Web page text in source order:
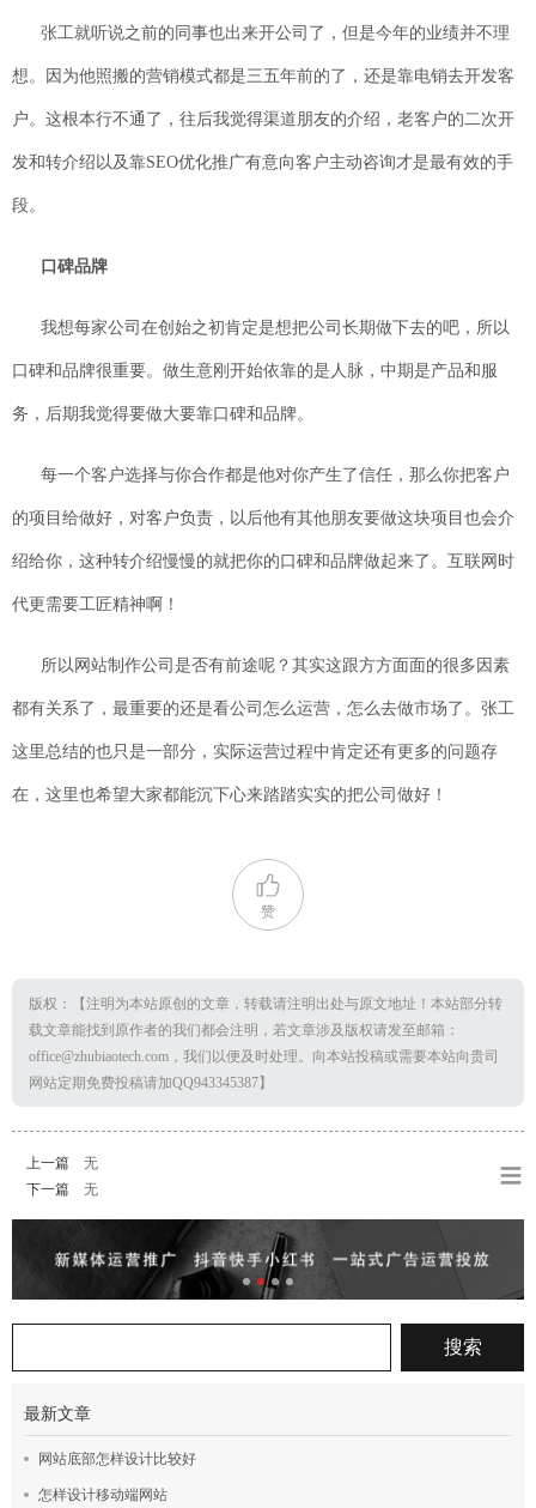
张工就听说之前的同事也出来开公司了，但是今年的业绩并不理
想。因为他照搬的营销模式都是三五年前的了，还是靠电销去开发客
户。这根本行不通了，往后我觉得渠道朋友的介绍，老客户的二次开
发和转介绍以及靠SEO优化推广有意向客户主动咨询才是最有效的手
段。
口碑品牌
我想每家公司在创始之初肯定是想把公司长期做下去的吧，所以
口碑和品牌很重要。做生意刚开始依靠的是人脉，中期是产品和服
务，后期我觉得要做大要靠口碑和品牌。
每一个客户选择与你合作都是他对你产生了信任，那么你把客户
的项目给做好，对客户负责，以后他有其他朋友要做这块项目也会介
绍给你，这种转介绍慢慢的就把你的口碑和品牌做起来了。互联网时
代更需要工匠精神啊！
所以网站制作公司是否有前途呢？其实这跟方方面面的很多因素
都有关系了，最重要的还是看公司怎么运营，怎么去做市场了。张工
这里总结的也只是一部分，实际运营过程中肯定还有更多的问题存
在，这里也希望大家都能沉下心来踏踏实实的把公司做好！
赞
版权：【注明为本站原创的文章，转载请注明出处与原文地址！本站部分转
载文章能找到原作者的我们都会注明，若文章涉及版权请发至邮箱：
office@zhubiaotech.com，我们以便及时处理。向本站投稿或需要本站向贵司
网站定期免费投稿请加QQ943345387】
上一篇
无
下一篇
无
最新文章
网站底部怎样设计比较好
怎样设计移动端网站